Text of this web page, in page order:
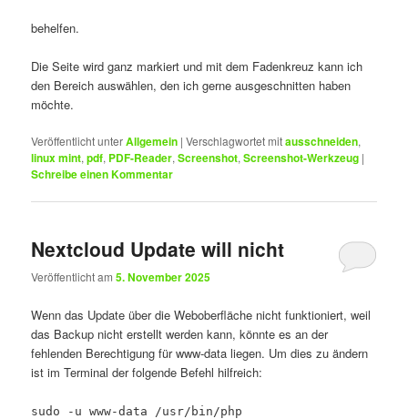
behelfen.
Die Seite wird ganz markiert und mit dem Fadenkreuz kann ich
den Bereich auswählen, den ich gerne ausgeschnitten haben
möchte.
Veröffentlicht unterAllgemein |Verschlagwortet mitausschneiden,
linux mint,pdf, PDF-Reader,Screenshot,Screenshot-Werkzeug |
Schreibe einen Kommentar
Nextcloud Update will nicht
Veröffentlicht am5. November 2025
Wenn das Update über die Weboberfläche nicht funktioniert, weil
das Backup nicht erstellt werden kann, könnte es an der
fehlenden Berechtigung für www-data liegen. Um dies zu ändern
ist im Terminal der folgende Befehl hilfreich:
sudo -u www-data /usr/bin/php